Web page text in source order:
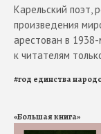
Карельский поэт,
произведения
арестован в
к читателям
#год единства
«Большая книга»